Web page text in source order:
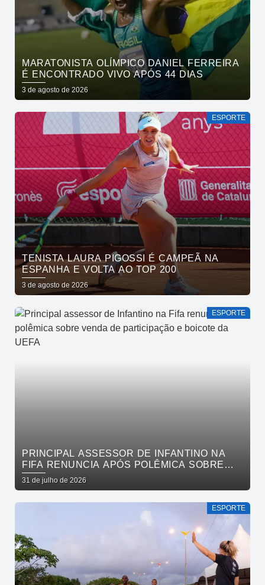
MARATONISTA OLÍMPICO DANIEL FERREIRA
É ENCONTRADO VIVO APÓS 44 DIAS
3 de agosto de 2026
ESPORTE
TENISTA LAURA PIGOSSI É CAMPEÃ NA
ESPANHA E VOLTA AO TOP 200
3 de agosto de 2026
ESPORTE
PRINCIPAL ASSESSOR DE INFANTINO NA
FIFA RENUNCIA APÓS POLÊMICA SOBRE
VENDA DE PARTICIPAÇÃO E BOICOTE DA
UEFA
31 de julho de 2026
ESPORTE